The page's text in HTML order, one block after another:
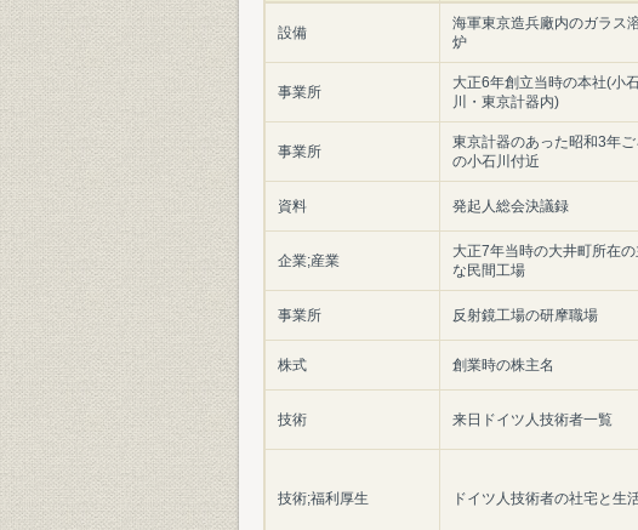
設備
海軍東京造兵廠内のガラス
炉
事業所
大正6年創立当時の本社(小
川・東京計器内)
事業所
東京計器のあった昭和3年ご
の小石川付近
資料 発起人総会決議録
企業;産業
大正7年当時の大井町所在の
な民間工場
事業所 反射鏡工場の研摩職場
株式 創業時の株主名
技術 来日ドイツ人技術者一覧
技術;福利厚生 ドイツ人技術者の社宅と生